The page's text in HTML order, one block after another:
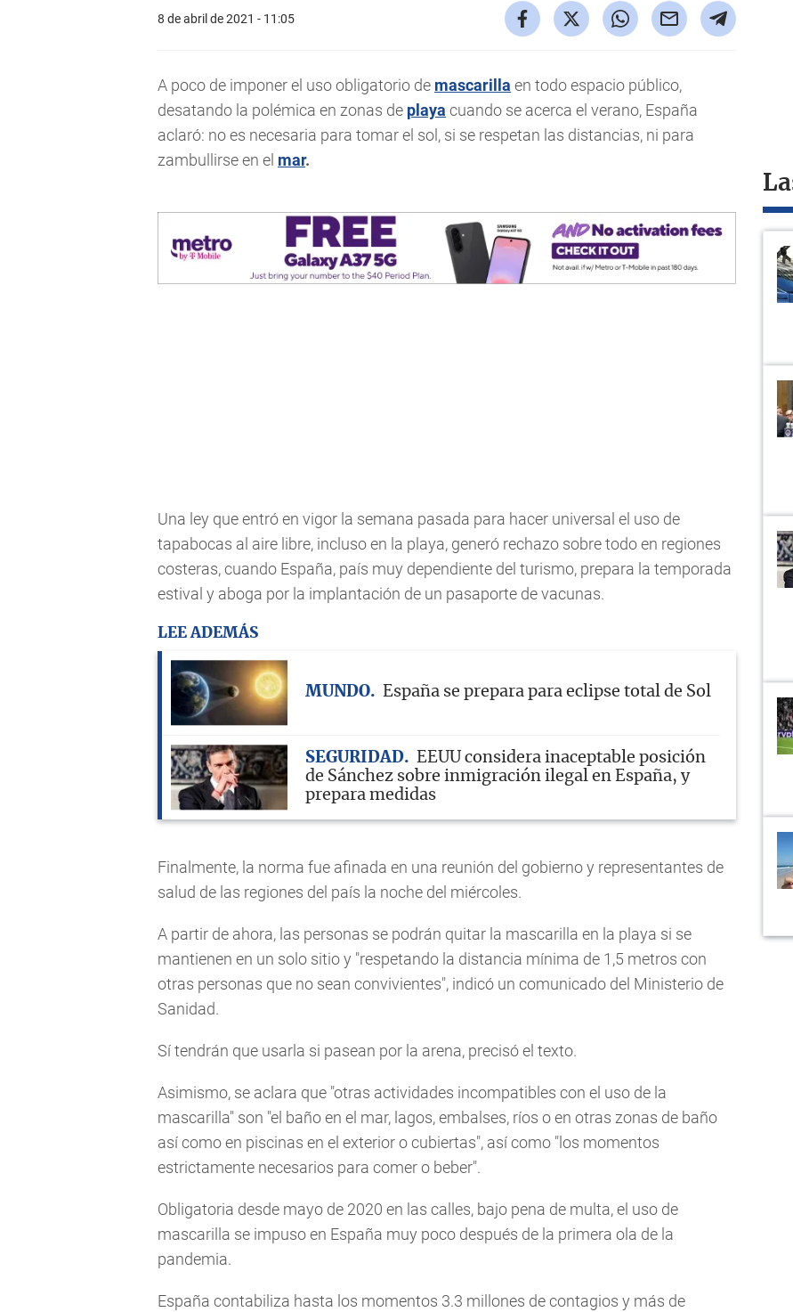
8 de abril de 2021 - 11:05
A poco de imponer el uso obligatorio de mascarilla en todo espacio público,
desatando la polémica en zonas de playa cuando se acerca el verano, España
aclaró: no es necesaria para tomar el sol, si se respetan las distancias, ni para
zambullirse en el mar.
Una ley que entró en vigor la semana pasada para hacer universal el uso de
tapabocas al aire libre, incluso en la playa, generó rechazo sobre todo en regiones
costeras, cuando España, país muy dependiente del turismo, prepara la temporada
estival y aboga por la implantación de un pasaporte de vacunas.
LEE ADEMÁS
MUNDO España se prepara para eclipse total de Sol
SEGURIDAD
EEUU considera inaceptable posición
de Sánchez sobre inmigración ilegal en España, y
prepara medidas
Finalmente, la norma fue afinada en una reunión del gobierno y representantes de
salud de las regiones del país la noche del miércoles.
A partir de ahora, las personas se podrán quitar la mascarilla en la playa si se
mantienen en un solo sitio y "respetando la distancia mínima de 1,5 metros con
otras personas que no sean convivientes", indicó un comunicado del Ministerio de
Sanidad.
Sí tendrán que usarla si pasean por la arena, precisó el texto.
Asimismo, se aclara que "otras actividades incompatibles con el uso de la
mascarilla" son "el baño en el mar, lagos, embalses, ríos o en otras zonas de baño
así como en piscinas en el exterior o cubiertas", así como "los momentos
estrictamente necesarios para comer o beber".
Obligatoria desde mayo de 2020 en las calles, bajo pena de multa, el uso de
mascarilla se impuso en España muy poco después de la primera ola de la
pandemia.
España contabiliza hasta los momentos 3.3 millones de contagios y más de